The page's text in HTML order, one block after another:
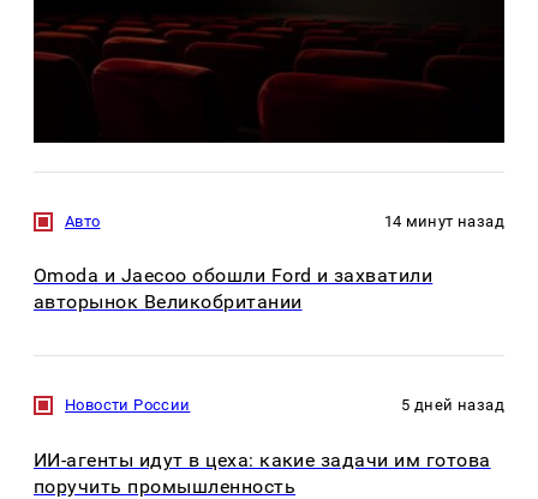
Авто 14 минут назад
Omoda и Jaecoo обошли Ford и захватили
авторынок Великобритании
Новости России 5 дней назад
ИИ-агенты идут в цеха: какие задачи им готова
поручить промышленность